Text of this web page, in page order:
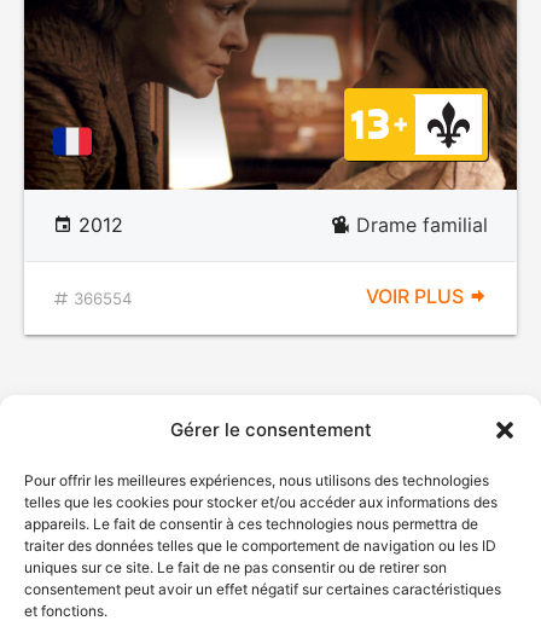
Gérer le consentement
Pour offrir les meilleures expériences, nous utilisons des technologies
telles que les cookies pour stocker et/ou accéder aux informations des
appareils. Le fait de consentir à ces technologies nous permettra de
traiter des données telles que le comportement de navigation ou les ID
uniques sur ce site. Le fait de ne pas consentir ou de retirer son
consentement peut avoir un effet négatif sur certaines caractéristiques
et fonctions.
2012 Drame familial
366554 VOIR PLUS